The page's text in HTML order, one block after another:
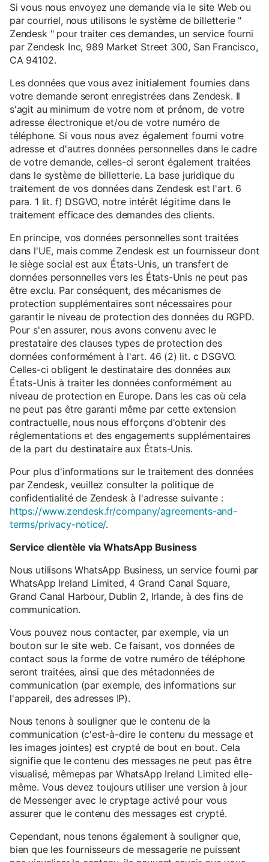
Si vous nous envoyez une demande via le site Web ou
par courriel, nous utilisons le système de billetterie "
Zendesk " pour traiter ces demandes, un service fourni
par Zendesk Inc, 989 Market Street 300, San Francisco,
CA 94102.
Les données que vous avez initialement fournies dans
votre demande seront enregistrées dans Zendesk. Il
s'agit au minimum de votre nom et prénom, de votre
adresse électronique et/ou de votre numéro de
téléphone. Si vous nous avez également fourni votre
adresse et d'autres données personnelles dans le cadre
de votre demande, celles-ci seront également traitées
dans le système de billetterie. La base juridique du
traitement de vos données dans Zendesk est l'art. 6
para. 1 lit. f) DSGVO, notre intérêt légitime dans le
traitement efficace des demandes des clients.
En principe, vos données personnelles sont traitées
dans l'UE, mais comme Zendesk est un fournisseur dont
le siège social est aux États-Unis, un transfert de
données personnelles vers les États-Unis ne peut pas
être exclu. Par conséquent, des mécanismes de
protection supplémentaires sont nécessaires pour
garantir le niveau de protection des données du RGPD.
Pour s'en assurer, nous avons convenu avec le
prestataire des clauses types de protection des
données conformément à l'art. 46 (2) lit. c DSGVO.
Celles-ci obligent le destinataire des données aux
États-Unis à traiter les données conformément au
niveau de protection en Europe. Dans les cas où cela
ne peut pas être garanti même par cette extension
contractuelle, nous nous efforçons d'obtenir des
réglementations et des engagements supplémentaires
de la part du destinataire aux États-Unis.
Pour plus d'informations sur le traitement des données
par Zendesk, veuillez consulter la politique de
confidentialité de Zendesk à l'adresse suivante :
https://www.zendesk.fr/company/agreements-and-
terms/privacy-notice/.
Service clientèle via WhatsApp Business
Nous utilisons WhatsApp Business, un service fourni par
WhatsApp Ireland Limited, 4 Grand Canal Square,
Grand Canal Harbour, Dublin 2, Irlande, à des fins de
communication.
Vous pouvez nous contacter, par exemple, via un
bouton sur le site web. Ce faisant, vos données de
contact sous la forme de votre numéro de téléphone
seront traitées, ainsi que des métadonnées de
communication (par exemple, des informations sur
l'appareil, des adresses IP).
Nous tenons à souligner que le contenu de la
communication (c'est-à-dire le contenu du message et
les images jointes) est crypté de bout en bout. Cela
signifie que le contenu des messages ne peut pas être
visualisé, mêmepas par WhatsApp Ireland Limited elle-
même. Vous devez toujours utiliser une version à jour
de Messenger avec le cryptage activé pour vous
assurer que le contenu des messages est crypté.
Cependant, nous tenons également à souligner que,
bien que les fournisseurs de messagerie ne puissent